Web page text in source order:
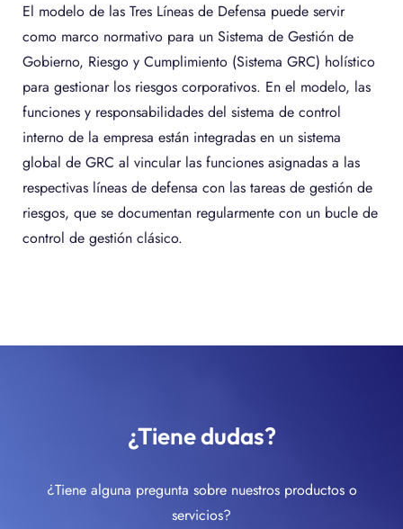
El modelo de las Tres Líneas de Defensa puede servir
como marco normativo para un Sistema de Gestión de
Gobierno, Riesgo y Cumplimiento (Sistema GRC) holístico
para gestionar los riesgos corporativos. En el modelo, las
funciones y responsabilidades del sistema de control
interno de la empresa están integradas en un sistema
global de GRC al vincular las funciones asignadas a las
respectivas líneas de defensa con las tareas de gestión de
riesgos, que se documentan regularmente con un bucle de
control de gestión clásico.
¿Tiene dudas?
¿Tiene alguna pregunta sobre nuestros productos o
servicios?